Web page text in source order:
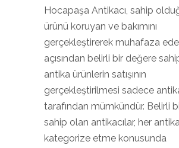
Hocapaşa Antikacı, sahip
ürünü koruyan ve bakımını
gerçekleştirerek muhafaza
açısından belirli bir değere
antika ürünlerin satışının
gerçekleştirilmesi sadece
tarafından mümkündür. Belirli
sahip olan antikacılar, her
kategorize etme konusunda